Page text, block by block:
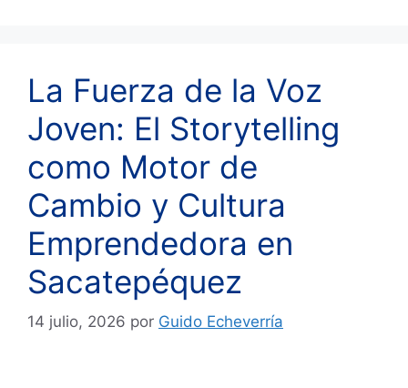
La Fuerza de la Voz
Joven: El Storytelling
como Motor de
Cambio y Cultura
Emprendedora en
Sacatepéquez
14 julio, 2026 por Guido Echeverría